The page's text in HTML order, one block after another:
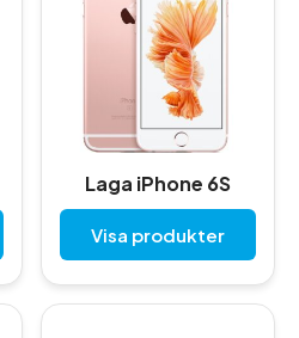
Laga iPhone 6S
Visa produkter